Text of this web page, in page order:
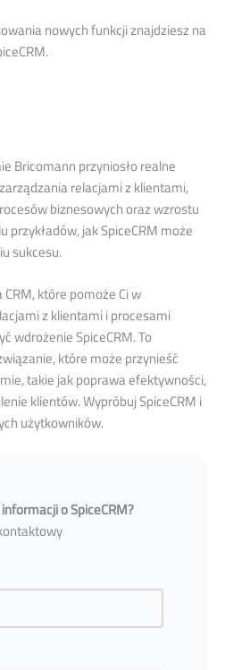
nowych funkcji znajdziesz na
Bricomann przyniosło realne
relacjami z klientami,
biznesowych oraz wzrostu
przykładów, jak SpiceCRM może
sukcesu.
które pomoże Ci w
z klientami i procesami
wdrożenie SpiceCRM. To
które może przynieść
takie jak poprawa efektywności,
klientów. Wypróbuj SpiceCRM i
użytkowników.
o SpiceCRM?